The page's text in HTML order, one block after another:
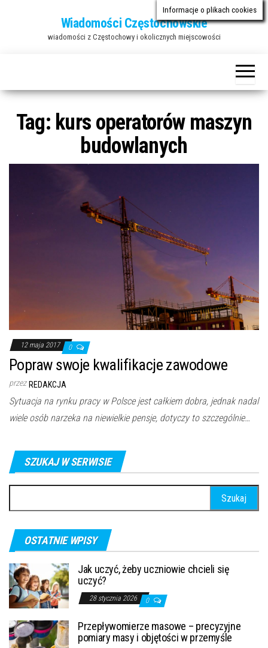
Wiadomości Częstochowskie
wiadomości z Częstochowy i okolicznych miejscowości
Tag: kurs operatorów maszyn
budowlanych
12 maja 2017 0
Popraw swoje kwalifikacje zawodowe
przez REDAKCJA
Sytuacja na rynku pracy w Polsce jest całkiem dobra, jednak nadal
wiele osób narzeka na niewielkie pensje, dotyczy to szczególnie…
SZUKAJ W SERWISIE
OSTATNIE WPISY
Jak uczyć, żeby uczniowie chcieli się
uczyć?
28 stycznia 2026 0
Przepływomierze masowe – precyzyjne
pomiary masy i objętości w przemyśle
Informacje o plikach cookies